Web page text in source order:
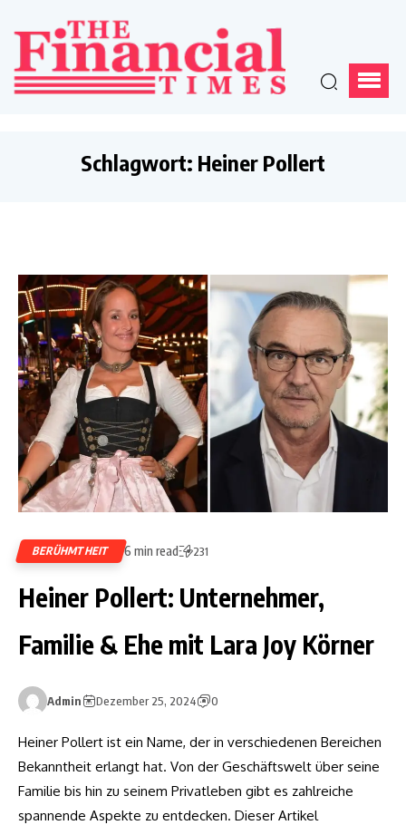
Schlagwort: Heiner Pollert
BERÜHMTHEIT 6 min read 231
Heiner Pollert: Unternehmer,
Familie & Ehe mit Lara Joy Körner
Admin Dezember 25, 2024 0
Heiner Pollert ist ein Name, der in verschiedenen Bereichen
Bekanntheit erlangt hat. Von der Geschäftswelt über seine
Familie bis hin zu seinem Privatleben gibt es zahlreiche
spannende Aspekte zu entdecken. Dieser Artikel